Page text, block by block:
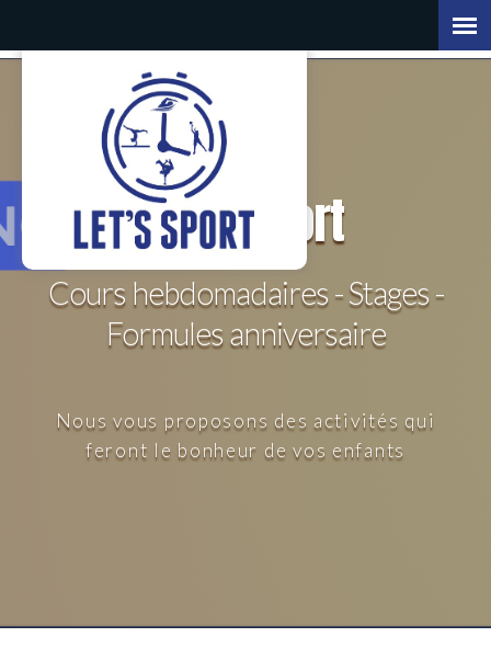
Let'sSport
Cours hebdomadaires - Stages -
Formules anniversaire
Nous vous proposons des activités qui
feront le bonheur de vos enfants